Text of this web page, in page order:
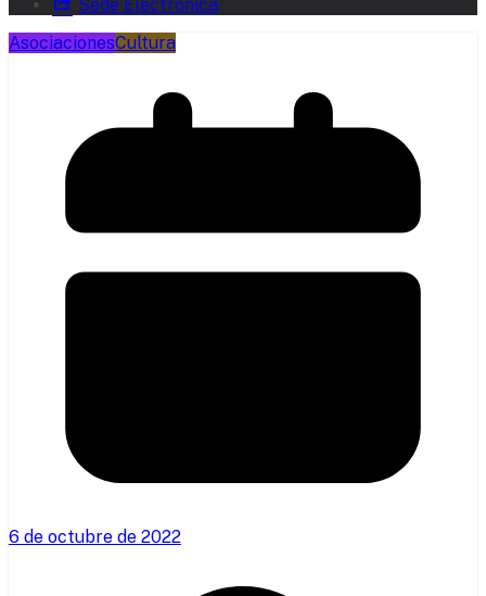
Sede Electrónica
AsociacionesCultura
6 de octubre de 2022